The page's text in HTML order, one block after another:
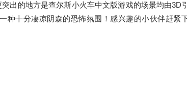
出的地方是查尔斯小火车中文版游戏的场景均由3D
种十分凄凉阴森的恐怖氛围！感兴趣的小伙伴赶紧